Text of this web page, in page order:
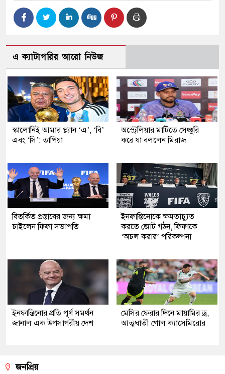
এ ক্যাটাগরির আরো নিউজ
স্কালোনিই আমার প্ল্যান ‘এ’, ‘বি’
এবং ‘সি’: তাপিয়া
অস্ট্রেলিয়ার মাটিতে সেঞ্চুরি
করে যা বললেন মিরাজ
বিতর্কিত প্রস্তাবের জন্য ক্ষমা
চাইলেন ফিফা সভাপতি
ইনফান্তিনোকে ক্ষমতাচ্যুত
করতে জোট গঠন, ফিফাকে
‘অচল করার’ পরিকল্পনা
ইনফান্তিনোর প্রতি পূর্ণ সমর্থন
জানাল এক উপসাগরীয় দেশ
মেসির ফেরার দিনে মায়ামির ড্র,
আত্মঘাতী গোল ক্যাসেমিরোর
জনপ্রিয়